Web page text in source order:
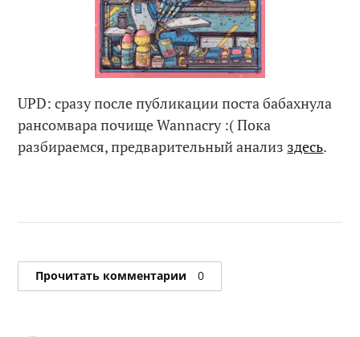
UPD: сразу после публикации поста бабахнула
рансомвара почище Wannacry :( Пока
разбираемся, предварительный анализ здесь.
Прочитать комментарии 0